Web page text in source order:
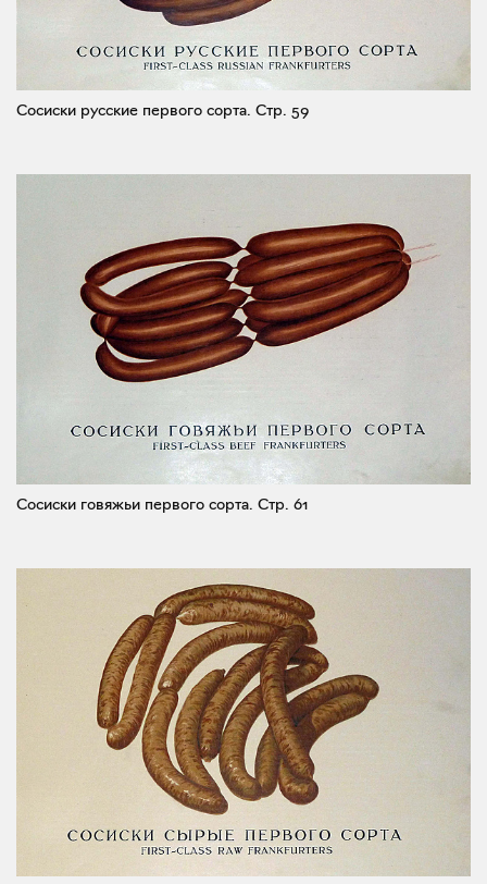
Сосиски русские первого сорта. Стр. 59
Сосиски говяжьи первого сорта. Стр. 61